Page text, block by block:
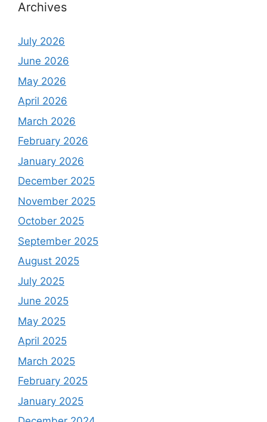
Archives
July 2026
June 2026
May 2026
April 2026
March 2026
February 2026
January 2026
December 2025
November 2025
October 2025
September 2025
August 2025
July 2025
June 2025
May 2025
April 2025
March 2025
February 2025
January 2025